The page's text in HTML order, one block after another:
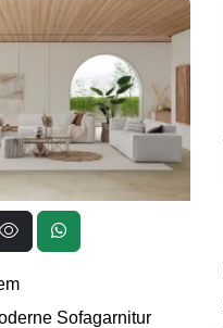
Sofagarnitur